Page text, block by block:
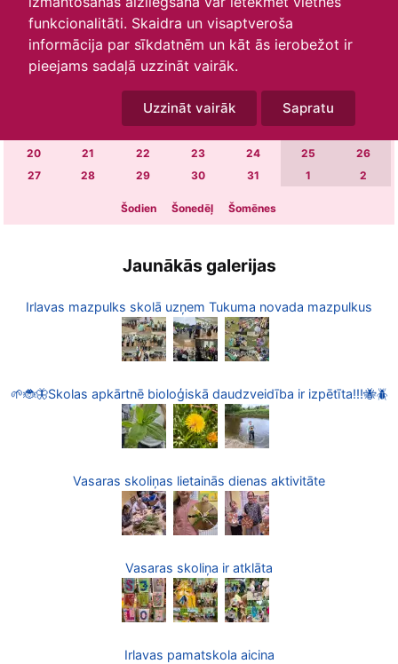
funkcionalitāti. Skaidra un visaptveroša
informācija par sīkdatnēm un kāt ās ierobežot ir
pieejams sadaļā uzzināt vairāk.
Uzzināt vairāk Sapratu
O T S
8 9 11
15 16 17 18
20
21 22 23 24 25
26
27
28 29 30 31 1 2
Šodien Šonedēļ Šomēnes
Jaunākās galerijas
Irlavas mazpulks skolā uzņem Tukuma novada mazpulkus
🌱🐞🦋Skolas apkārtnē bioloģiskā daudzveidība ir izpētīta!!!🐝🪲
Vasaras skoliņas lietainās dienas aktivitāte
Vasaras skoliņa ir atklāta
Irlavas pamatskola aicina